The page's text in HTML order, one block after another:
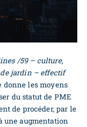
/59 – culture,
jardin – effectif
donne les moyens
du statut de PME
de procéder, par le
une augmentation